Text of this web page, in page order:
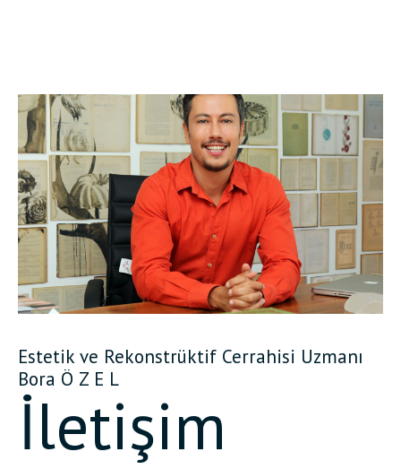
Estetik ve Rekonstrüktif Cerrahisi Uzmanı
Bora Ö Z E L
İletişim